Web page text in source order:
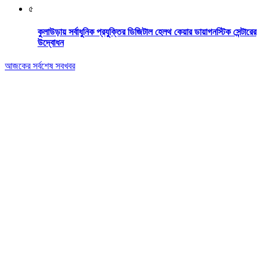
৫
কুলাউড়ায় সর্বাধুনিক প্রযুক্তির ডিজিটাল হেলথ কেয়ার ডায়াগনস্টিক সেন্টারের
উদ্বোধন
আজকের সর্বশেষ সবখবর